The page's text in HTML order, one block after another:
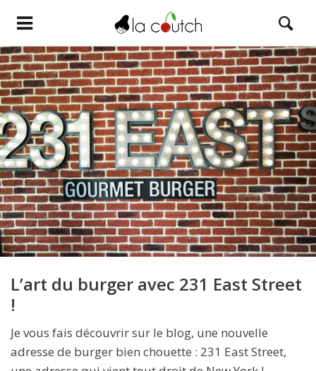
L’art du burger avec 231 East Street
!
Je vous fais découvrir sur le blog, une nouvelle
adresse de burger bien chouette : 231 East Street,